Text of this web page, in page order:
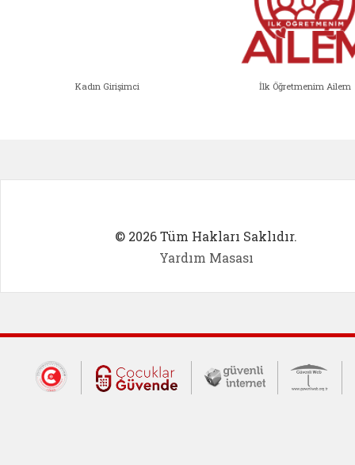
Kadın Girişimci İlk Öğretmenim Ailem
© 2026 Tüm Hakları Saklıdır.
Yardım Masası
Dış Bağlantılar
Cumhurbaşkanlığı İletişim Merkezi
Çocuklar Güvende (yeni
Güvenli